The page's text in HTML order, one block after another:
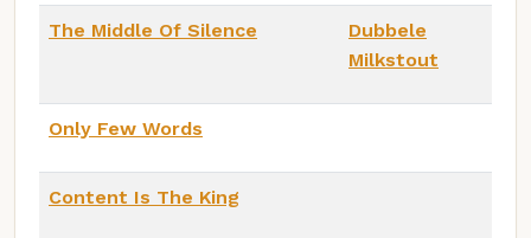
The Middle Of Silence
Dubbele
Milkstout
Only Few Words
Content Is The King